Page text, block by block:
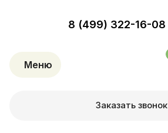
8 (499) 322-16-08
Меню
Заказать звонок